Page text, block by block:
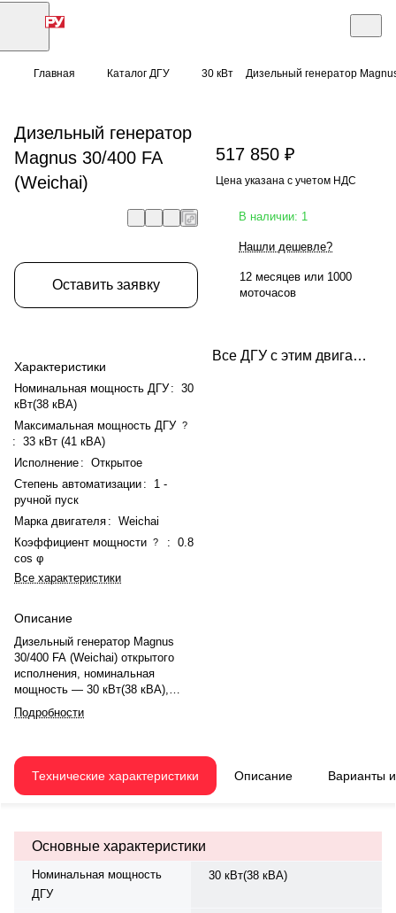
Главная Каталог ДГУ 30 кВт Дизельный генератор
Дизельный генератор
Magnus 30/400 FA
(Weichai)
Оставить заявку
Характеристики
Номинальная мощность ДГУ : 30
кВт(38 кВА)
Максимальная мощность ДГУ ?
: 33 кВт (41 кВА)
Исполнение : Открытое
Степень автоматизации :
1 -
ручной пуск
Марка двигателя : Weichai
Коэффициент мощности ? : 0.8
cos φ
Все характеристики
Описание
Дизельный генератор Magnus
30/400 FA (Weichai) открытого
исполнения, номинальная
мощность — 30 кВт(38 кВА),
максимальная — 33 кВт (41 кВА).
Двигатель Weichai
электронный регулятором
оборотов. Система охлаждения
Генератор синхронный, 3-фазный,
230/400 В, 50 Гц, класс изоляции
1500×750×1100 мм.
Производство: Россия, гарантия
Подробности
517 850 ₽
Цена указана с учетом НДС
В наличии: 1
Нашли дешевле?
12 месяцев или 1000
моточасов
Все ДГУ с этим двигателем
Технические характеристики Описание Варианты
Основные характеристики
Номинальная мощность
ДГУ
30 кВт(38 кВА)